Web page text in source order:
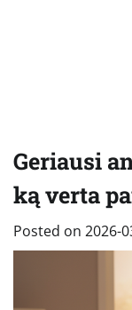
Geriausi
ką verta
Posted on 2026-